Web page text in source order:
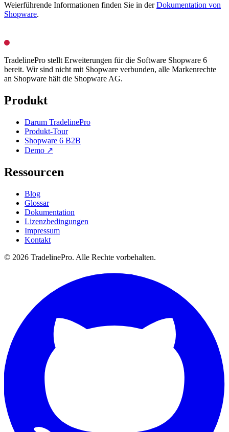
Weierführende Informationen finden Sie in derDokumentation von
Shopware.
TradelinePro stellt Erweiterungen für die Software Shopware 6
bereit. Wir sind nicht mit Shopware verbunden, alle Markenrechte
an Shopware hält die Shopware AG.
Produkt
Darum TradelinePro
Produkt-Tour
Shopware 6 B2B
Demo ↗
Ressourcen
Blog
Glossar
Dokumentation
Lizenzbedingungen
Impressum
Kontakt
© 2026 TradelinePro. Alle Rechte vorbehalten.